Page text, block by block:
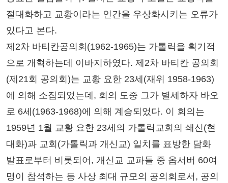
절대화하고 교황이라는 인간을 우상화시키는 오류가
있다고 본다.
제2차 바티칸공의회(1962-1965)는 가톨릭을 획기적
으로 개혁하는데 이바지하였다. 제2차 바티칸 공의회
(제21회 공의회)는 교황 요한 23세(재위 1958-1963)
에 의해 소집되었는데, 회의 도중 그가 별세하자 바오
로 6세(1963-1968)에 의해 계승되었다. 이 회의는
1959년 1월 교황 요한 23세의 가톨릭교회의 쇄신(현
대화)과 교회(가톨릭과 개신교) 일치를 표방한 담화
발표로부터 비롯되어, 개신교 교파들 중 옵서버 60여
명이 참석하는 등 사상 최대 규모의 공의회로서, 공의